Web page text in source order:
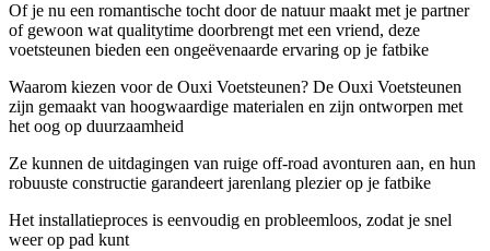
Of je nu een romantische tocht door de natuur maakt met je partner
of gewoon wat qualitytime doorbrengt met een vriend, deze
voetsteunen bieden een ongeëvenaarde ervaring op je fatbike
Waarom kiezen voor de Ouxi Voetsteunen? De Ouxi Voetsteunen
zijn gemaakt van hoogwaardige materialen en zijn ontworpen met
het oog op duurzaamheid
Ze kunnen de uitdagingen van ruige off-road avonturen aan, en hun
robuuste constructie garandeert jarenlang plezier op je fatbike
Het installatieproces is eenvoudig en probleemloos, zodat je snel
weer op pad kunt